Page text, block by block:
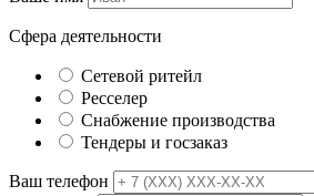
Сфера деятельности
Сетевой ритейл
Ресселер
Снабжение производства
Тендеры и госзаказ
Ваш телефон